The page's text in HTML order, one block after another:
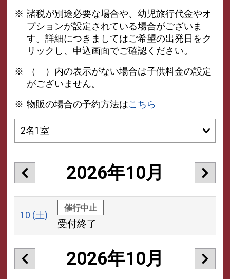
諸税が別途必要な場合や、幼児旅行代金やオ
プションが設定されている場合がございま
す。詳細につきましてはご希望の出発日をク
リックし、申込画面でご確認ください。
（ ）内の表示がない場合は子供料金の設定
がございません。
物販の場合の予約方法はこちら
2026年10月
10 (土)
催行中止
受付終了
2026年10月